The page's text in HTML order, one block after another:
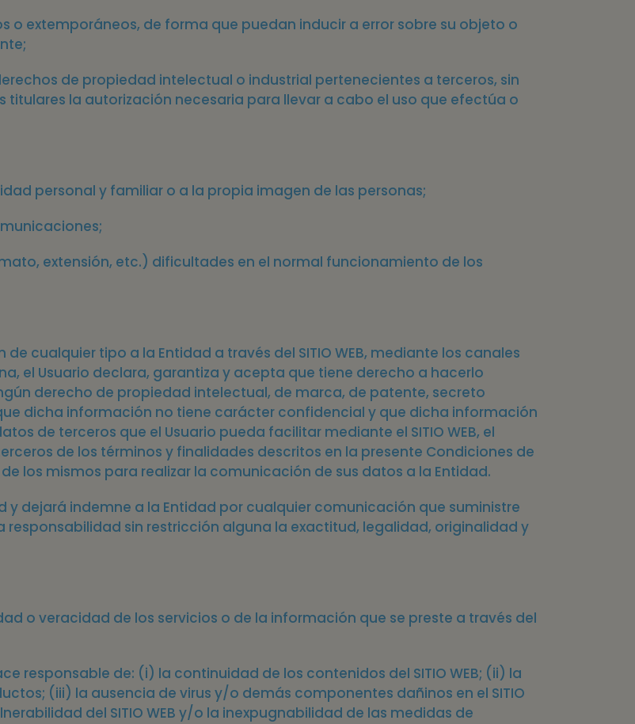
o extemporáneos, de forma que puedan inducir a error sobre su objeto o
de propiedad intelectual o industrial pertenecientes a terceros, sin
titulares la autorización necesaria para llevar a cabo el uso que efectúa o
personal y familiar o a la propia imagen de las personas;
extensión, etc.) dificultades en el normal funcionamiento de los
de cualquier tipo a la Entidad a través del SITIO WEB, mediante los canales
el Usuario declara, garantiza y acepta que tiene derecho a hacerlo
derecho de propiedad intelectual, de marca, de patente, secreto
dicha información no tiene carácter confidencial y que dicha información
de terceros que el Usuario pueda facilitar mediante el SITIO WEB, el
de los términos y finalidades descritos en la presente Condiciones de
los mismos para realizar la comunicación de sus datos a la Entidad.
y dejará indemne a la Entidad por cualquier comunicación que suministre
sin restricción alguna la exactitud, legalidad, originalidad y
o veracidad de los servicios o de la información que se preste a través del
responsable de: (i) la continuidad de los contenidos del SITIO WEB; (ii) la
(iii) la ausencia de virus y/o demás componentes dañinos en el SITIO
del SITIO WEB y/o la inexpugnabilidad de las medidas de